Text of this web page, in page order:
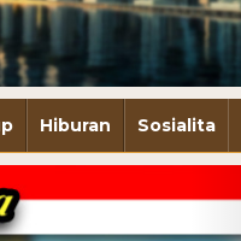
Hiburan Sosialita